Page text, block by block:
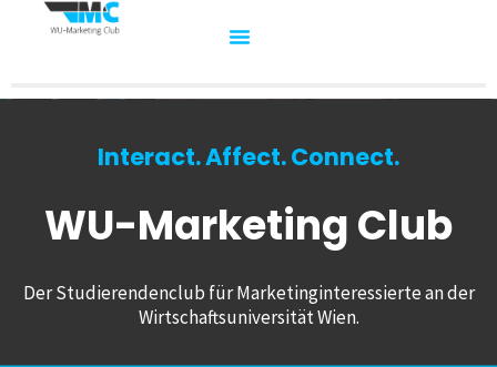
Interact. Affect. Connect.
WU-Marketing Club
Der Studierendenclub für Marketinginteressierte an der
Wirtschaftsuniversität Wien.